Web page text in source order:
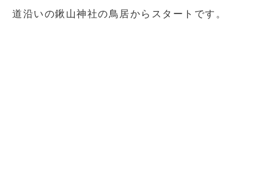
道沿いの鍬山神社の鳥居からスタートです。